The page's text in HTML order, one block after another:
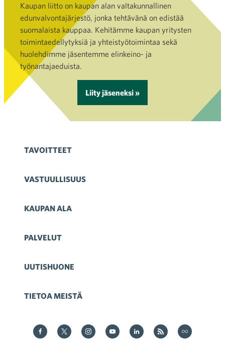
Kaupan liitto on kaupan alan valtakunnallinen
edunvalvontajärjestö, jonka tehtävänä on edistää
suomalaista kauppaa. Kehitämme kaupan yritysten
toimintaedellytyksiä ja yhteistyötoimintaa sekä
huolehdimme jäsentemme elinkeino- ja
työnantajaeduista.
Liity jäseneksi »
TAVOITTEET
VASTUULLISUUS
KAUPAN ALA
PALVELUT
UUTISHUONE
TIETOA MEISTÄ
Kauppa Facebookissa
Kauppa Twitterissä
Kauppa on Instagram
Kauppa YouTubesssa
Kauppa LinkedInissä
Kauppa on RSS